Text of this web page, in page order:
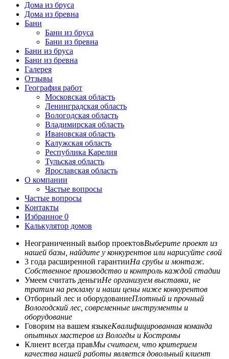
Дома из бруса
Дома из бревна
Бани
Бани из бруса
Бани из бревна
Бани из бруса
Бани из бревна
Галерея
Отзывы
География работ
Московская область
Ленинградская область
Вологодская область
Владимирская область
Ивановская область
Калужская область
Республика Карелия
Тульская область
Ярославская область
О компании
Частые вопросы
Частые вопросы
Контакты
Избранное 0
Калькулятор домов
Неограниченный выбор проектовВыберите проект из
нашей базы, найдите у конкурентов или нарисуйте свой
3 года расширенной гарантииНа срубы и монтаж.
Собственное производство и контроль каждой стадии
Умеем считать деньгиНе организуем выставки, не
тратим на рекламу и наши цены ниже конкурентов
Отборный лес и оборудованиеПлотный и прочный
Вологодский лес, современные инструменты и
оборудование
Говорим на вашем языкеКвалифицированная команда
опытных мастеров из Вологды и Костромы
Клиент всегда правМы считаем, что критерием
качества нашей работы является довольный клиент